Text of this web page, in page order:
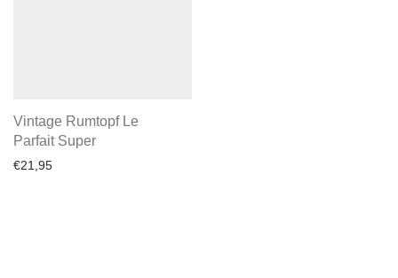
Vintage Rumtopf Le
Parfait Super
€21,95